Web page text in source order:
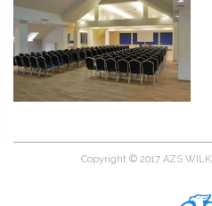
Copyright © 2017 AZS